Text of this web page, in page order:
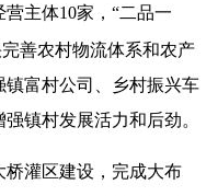
主体10家，“二品一
善农村物流体系和农产
富村公司、乡村振兴车
镇村发展活力和后劲。
桥灌区建设，完成大布